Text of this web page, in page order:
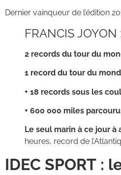
Dernier vainqueur de l’édition
FRANCIS JOYON
2 records du tour du
1 record du tour du
+ 18 records sous les
+ 600 000 miles
Le seul marin à ce jour
heures, record de
IDEC SPORT :